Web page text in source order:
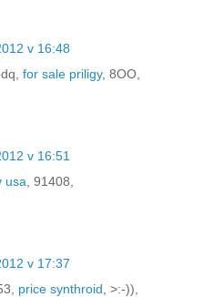
v 16:48
for sale priligy, 8OO,
v 16:51
usa , 91408,
v 17:37
price synthroid , >:-)),